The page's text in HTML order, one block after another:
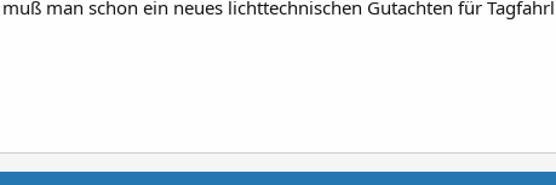
man schon ein neues lichttechnischen Gutachten für